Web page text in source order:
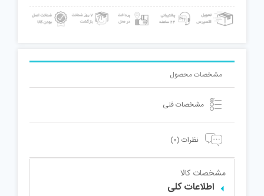
مشخصات محصول
مشخصات فنی
نظرات (0)
مشخصات کالا
اطلاعات کلی